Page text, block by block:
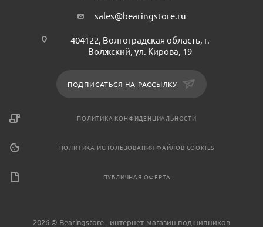
sales@bearingstore.ru
404122, Волгоградская область, г.
Волжский, ул. Кирова, 19
ПОДПИСАТЬСЯ НА РАССЫЛКУ
ПОЛИТИКА КОНФИДЕНЦИАЛЬНОСТИ
ПОЛИТИКА ИСПОЛЬЗОВАНИЯ ФАЙЛОВ COOKIES
ПУБЛИЧНАЯ ОФЕРТА
2026 © Bearingstore - интернет-магазин подшипников